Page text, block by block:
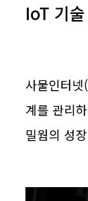
IoT 기
사물인터
계를 관리
밀웜의 성